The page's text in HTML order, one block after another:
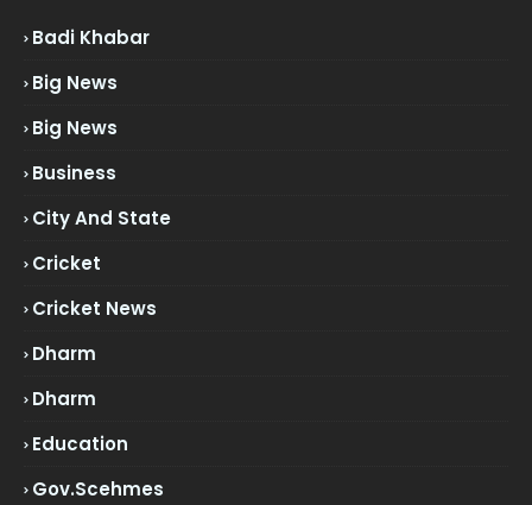
Badi Khabar
Big News
Big News
Business
City And State
Cricket
Cricket News
Dharm
Dharm
Education
Gov.scehmes